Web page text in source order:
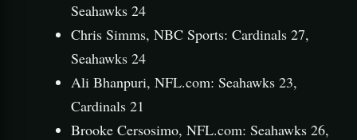
Seahawks 24
Chris Simms, NBC Sports: Cardinals 27,
Seahawks 24
Ali Bhanpuri, NFL.com: Seahawks 23,
Cardinals 21
Brooke Cersosimo, NFL.com: Seahawks 26,